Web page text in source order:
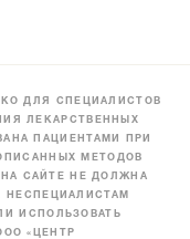
ДЛЯ СПЕЦИАЛИСТОВ
ЛЕКАРСТВЕННЫХ
ПАЦИЕНТАМИ ПРИ
МЕТОДОВ
САЙТЕ НЕ ДОЛЖНА
НЕСПЕЦИАЛИСТАМ
ИСПОЛЬЗОВАТЬ
«ЦЕНТР